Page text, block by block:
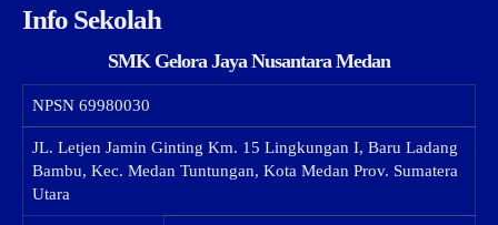
Info Sekolah
SMK Gelora Jaya Nusantara Medan
NPSN 69980030
JL. Letjen Jamin Ginting Km. 15 Lingkungan I, Baru Ladang
Bambu, Kec. Medan Tuntungan, Kota Medan Prov. Sumatera
Utara